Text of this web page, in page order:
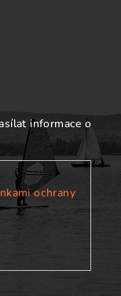
informace o
ochrany